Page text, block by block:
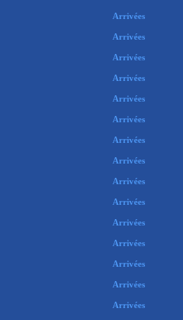
Arrivées
Arrivées
Arrivées
Arrivées
Arrivées
Arrivées
Arrivées
Arrivées
Arrivées
Arrivées
Arrivées
Arrivées
Arrivées
Arrivées
Arrivées